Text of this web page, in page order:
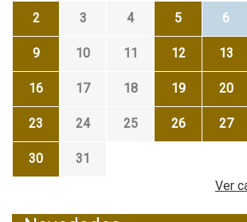
2 3 4 5 6
9 10 11 12 13
16 17 18 19 20
23 24 25 26 27
30
31
Ver